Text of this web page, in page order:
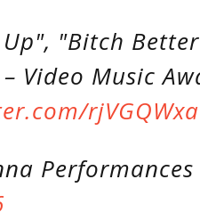
"Bitch
Video Music